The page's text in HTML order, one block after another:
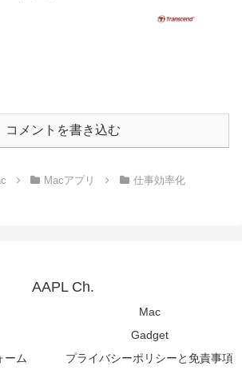
コメントを書き込む
Macアプリ 仕事効率化
AAPL Ch.
Mac
Gadget
ーム
プライバシーポリシーと免責事項